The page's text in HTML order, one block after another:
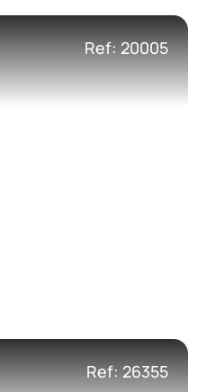
Ref: 20005
Ref: 26355